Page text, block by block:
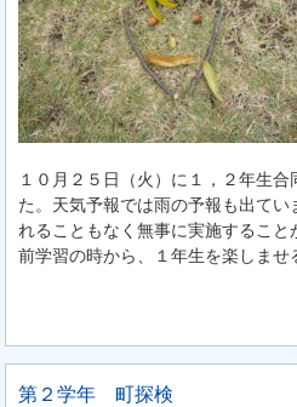
１０月２５日（火）に１，２年生
た。天気予報では雨の予報も出て
れることもなく無事に実施するこ
前学習の時から、１年生を楽しませ
第２学年 町探検